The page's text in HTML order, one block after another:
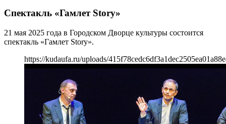
Спектакль «Гамлет Story»
21 мая 2025 года в Городском Дворце культуры состоится
спектакль «Гамлет Story».
https://kudaufa.ru/uploads/